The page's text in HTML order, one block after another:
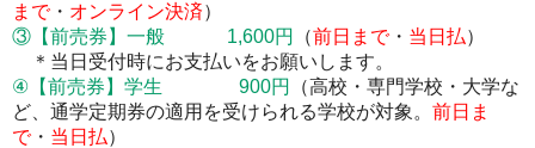
まで・ オンライン決済）
③ 【前売券】 一般 1,600円 （前日まで・ 当日払）
＊当日受付時にお支払いをお願いします。
④ 【前売券】 学生 900円
（高校・専門学校・大学な
ど、通学定期券の適用を受けられる学校が対象。 前日ま
で・ 当日払）